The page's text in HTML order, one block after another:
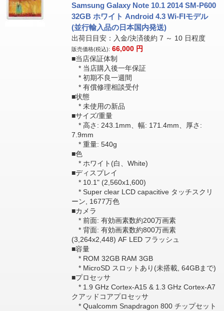
Samsung Galaxy Note 10.1 2014 SM-P600
32GB ホワイト Android 4.3 Wi-FIモデル
(並行輸入品の日本国内発送)
出荷日目安：入金/決済後約 7 ～ 10 日程度
販売価格(税込): 66,000 円
■当店保証体制
* 当店購入後一年保証
* 初期不良一週間
* 有償修理相談受付
■状態
* 未使用の新品
■サイズ/重量
* 高さ: 243.1mm、幅: 171.4mm、厚さ:
7.9mm
* 重量: 540g
■色
* ホワイト(白、White)
■ディスプレイ
* 10.1" (2,560x1,600)
* Super clear LCD capacitive タッチスクリ
ーン, 1677万色
■カメラ
* 前面: 有効画素数約200万画素
* 背面: 有効画素数約800万画素
(3,264x2,448) AF LED フラッシュ
■容量
* ROM 32GB RAM 3GB
* MicroSD スロットあり(未搭載, 64GBまで)
■プロセッサ
* 1.9 GHz Cortex-A15 & 1.3 GHz Cortex-A7
クアッドコアプロセッサ
* Qualcomm Snapdragon 800 チップセット